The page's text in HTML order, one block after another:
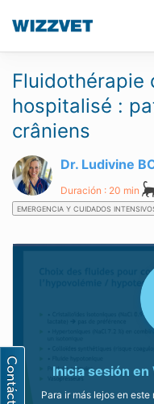
Fluidothérapie
hospitalisé :
crâniens
Dr. Ludivine
Duración : 20 min
EMERGENCIA Y CUIDADOS
Inicia sesión
Para ir más lejos en